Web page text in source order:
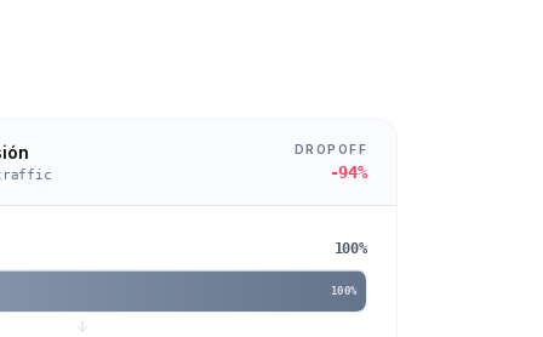
traffic
DROPOFF
-36%
100%
100%